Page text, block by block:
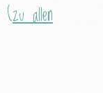
(zu allen